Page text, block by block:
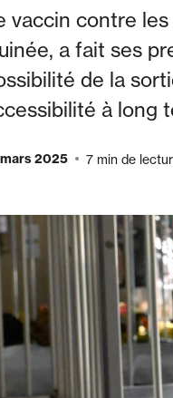
vaccin contre
a fait ses
de la
à long
2025 7 min de